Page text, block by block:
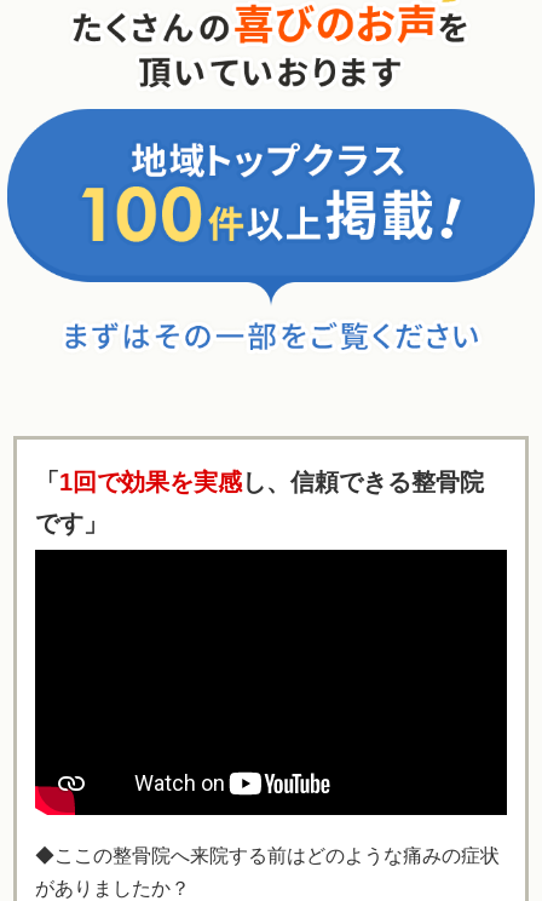
「 1回で効果を実感し、信頼できる整骨院
です」
◆ここの整骨院へ来院する前はどのような痛みの症状
がありましたか？